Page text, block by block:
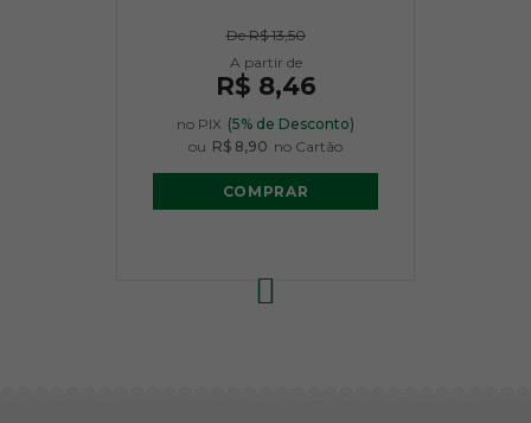
DeR$ 13,50
R$ 8,46
no PIX (5% de Desconto)
ou R$ 8,90 no Cartão
COMPRAR